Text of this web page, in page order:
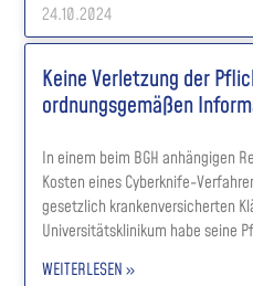
24.10.2024
Keine Verletzung der
ordnungsgemäßen
In einem beim BGH anhängigen
Kosten eines Cyberknife-
gesetzlich krankenversicherten
Universitätsklinikum habe seine
WEITERLESEN »